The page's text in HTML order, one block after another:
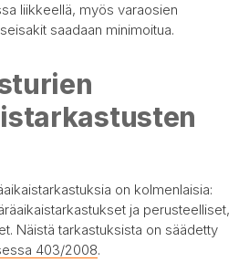
liikkeellä, myös varaosien
saadaan minimoitua.
on kolmenlaisia:
ja perusteelliset,
Näistä tarkastuksista on säädetty
403/2008.